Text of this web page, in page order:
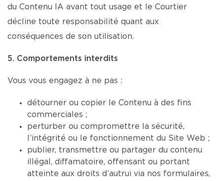
du Contenu IA avant tout usage et le Courtier
décline toute responsabilité quant aux
conséquences de son utilisation.
5. Comportements interdits
Vous vous engagez à ne pas :
détourner ou copier le Contenu à des fins
commerciales ;
perturber ou compromettre la sécurité,
l’intégrité ou le fonctionnement du Site Web ;
publier, transmettre ou partager du contenu
illégal, diffamatoire, offensant ou portant
atteinte aux droits d’autrui via nos formulaires,